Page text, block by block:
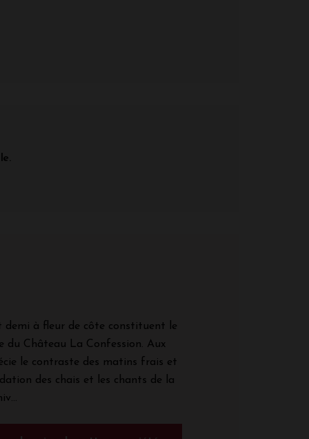
demi à fleur de côte constituent le
du Château La Confession. Aux
le contraste des matins frais et
des chais et les chants de la